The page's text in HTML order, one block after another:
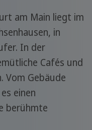
am Main liegt im
in
In der
Cafés und
Vom Gebäude
einen
berühmte